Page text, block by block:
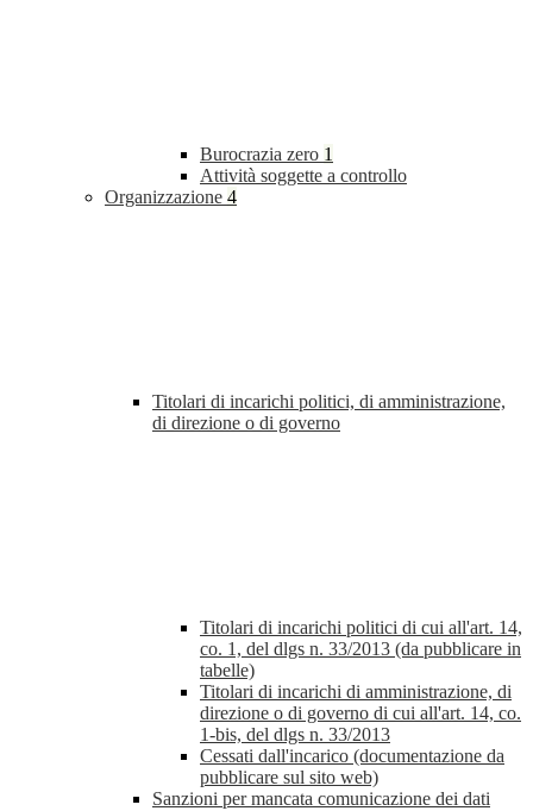
Burocrazia zero 1
Attività soggette a controllo
Organizzazione 4
Titolari di incarichi politici, di amministrazione,
di direzione o di governo
Titolari di incarichi politici di cui all'art. 14,
co. 1, del dlgs n. 33/2013 (da pubblicare in
tabelle)
Titolari di incarichi di amministrazione, di
direzione o di governo di cui all'art. 14, co.
1-bis, del dlgs n. 33/2013
Cessati dall'incarico (documentazione da
pubblicare sul sito web)
Sanzioni per mancata comunicazione dei dati